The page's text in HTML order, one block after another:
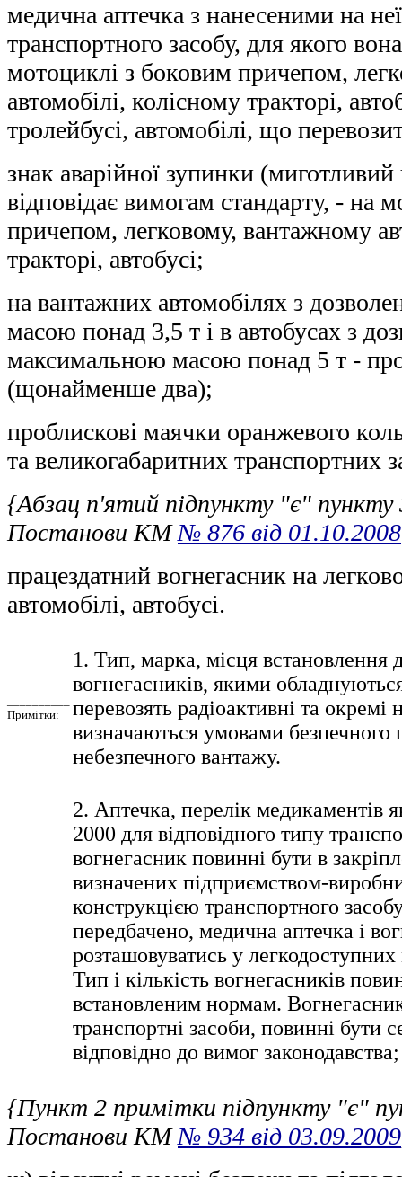
медична аптечка з нанесеними на
транспортного засобу, для якого
мотоциклі з боковим причепом,
автомобілі, колісному тракторі,
тролейбусі, автомобілі, що
знак аварійної зупинки
відповідає вимогам стандарту, - на
причепом, легковому, вантажному
тракторі, автобусі;
на вантажних автомобілях з
масою понад 3,5 т і в автобусах з
максимальною масою понад 5 т -
(щонайменше два);
проблискові маячки оранжевого
та великогабаритних транспортних
{Абзац п'ятий підпункту "є" пункту
Постанови КМ№ 876 від 01.10.2008
працездатний вогнегасник на
автомобілі, автобусі.
Примітки:
1. Тип, марка, місця встановлення
вогнегасників, якими
перевозять радіоактивні та окремі
визначаються умовами безпечного
небезпечного вантажу.
2. Аптечка, перелік медикаментів
2000 для відповідного типу
вогнегасник повинні бути в
визначених підприємством-
конструкцією транспортного
передбачено, медична аптечка і
розташовуватись у
Тип і кількість вогнегасників
встановленим нормам.
транспортні засоби, повинні бути
відповідно до вимог законодавства;
{Пункт 2 примітки підпункту "є"
Постанови КМ№ 934 від 03.09.2009